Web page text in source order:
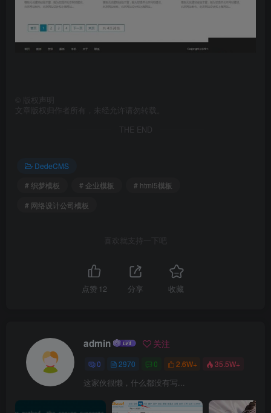
版权声明
文章版权归作者所有，未经允许请勿转载。
THE END
DedeCMS
# 织梦模板
# 企业模板
# html5模板
# 网络设计公司模板
喜欢就支持一下吧
点赞 12 分享 收藏
admin 关注
0 2970 0 2.6W+ 35.5W+
这家伙很懒，什么都没有写...